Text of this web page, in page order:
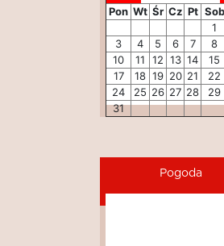
Pon Wt Śr Cz Pt Sob
1
3
4 5 6 7 8
10
11 12 13 14 15
17
18 19 20 21 22
24
25 26 27 28 29
31
Pogoda